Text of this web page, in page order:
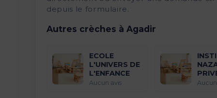
depuis le formulaire.
Autres crèches à Agadir
ECOLE
L'UNIVERS DE
L'ENFANCE
Aucun avis